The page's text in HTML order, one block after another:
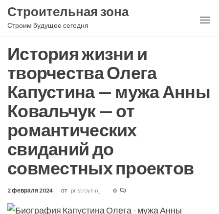
Перейти
Строительная зона
Строим будущее сегодня
История жизни и
творчества Олега
Капустина — мужа Анны
Ковальчук — от
романтических
свиданий до
совместных проектов
2 февраля 2024 от pristroykin_ 0